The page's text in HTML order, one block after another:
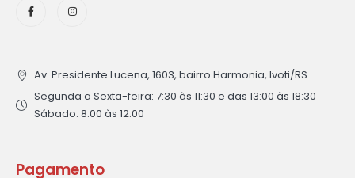
Av. Presidente Lucena, 1603, bairro Harmonia, Ivoti/RS.
Segunda a Sexta-feira: 7:30 às 11:30 e das 13:00 às 18:30
Sábado: 8:00 às 12:00
Pagamento